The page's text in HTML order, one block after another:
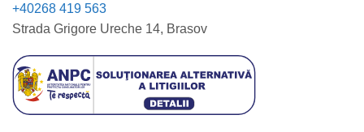
+40268 419 563
Strada Grigore Ureche 14, Brasov